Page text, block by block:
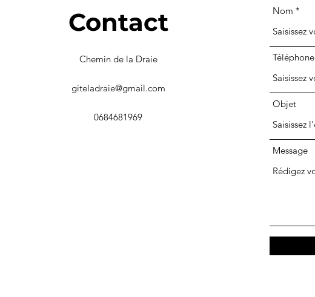
Contact
Chemin de la Draie
giteladraie@gmail.com
0684681969
Nom
Téléphone
Objet
Message